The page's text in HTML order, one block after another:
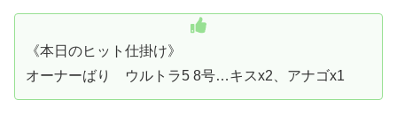
《本日のヒット仕掛け》
オーナーばり ウルトラ5 8号…キスx2、アナゴx1